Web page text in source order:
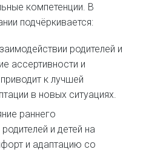
компетенции. В
подчёркивается:
родителей и
ассертивности и
к лучшей
в новых ситуациях.
раннего
и детей на
и адаптацию со